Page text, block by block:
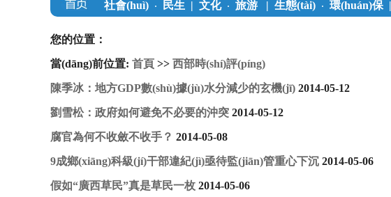
社會(huì) · 民生 | 文化 · 旅游 | 生態(tài) · 環(huán)保 |
您的位置：
當(dāng)前位置: 首頁 >> 西部時(shí)評(píng)
陳季冰：地方GDP數(shù)據(jù)水分減少的玄機(jī) 2014-05-12
劉雪松：政府如何避免不必要的沖突 2014-05-12
腐官為何不收斂不收手？ 2014-05-08
9成鄉(xiāng)科級(jí)干部違紀(jì)亟待監(jiān)管重心下沉 2014-05-06
假如“廣西草民”真是草民一枚 2014-05-06